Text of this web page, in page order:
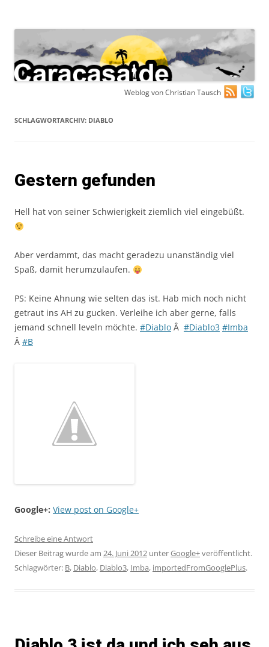
Weblog von Christian Tausch
SCHLAGWORTARCHIV: DIABLO
Gestern gefunden
Hell hat von seiner Schwierigkeit ziemlich viel eingebüßt.
Aber verdammt, das macht geradezu unanständig viel
Spaß, damit herumzulaufen.
PS: Keine Ahnung wie selten das ist. Hab mich noch nicht
getraut ins AH zu gucken. Verleihe ich aber gerne, falls
jemand schnell leveln möchte. #Diablo Â #Diablo3 #Imba
Â #B
Google+: View post on Google+
Schreibe eine Antwort
Dieser Beitrag wurde am 24. Juni 2012 unterGoogle+veröffentlicht.
Schlagwörter: B, Diablo, Diablo3, Imba, importedFromGooglePlus.